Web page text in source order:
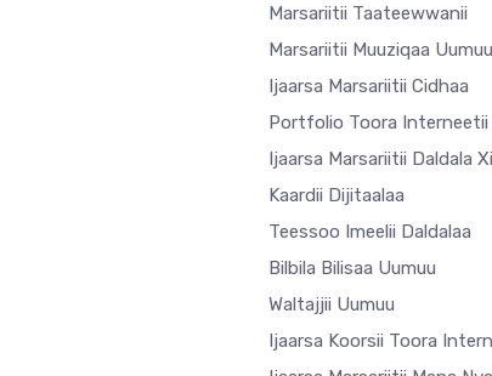
Marsariitii Taateewwanii
Marsariitii Muuziqaa Uumuu
Ijaarsa Marsariitii Cidhaa
Portfolio Toora Interneetii
Ijaarsa Marsariitii Daldala
Kaardii Dijitaalaa
Teessoo Imeelii Daldalaa
Bilbila Bilisaa Uumuu
Waltajjii Uumuu
Ijaarsa Koorsii Toora